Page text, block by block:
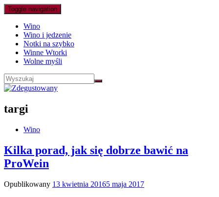
Toggle navigation
Wino
Wino i jedzenie
Notki na szybko
Winne Wtorki
Wolne myśli
targi
Wino
Kilka porad, jak się dobrze bawić na
ProWein
Opublikowany 13 kwietnia 20165 maja 2017